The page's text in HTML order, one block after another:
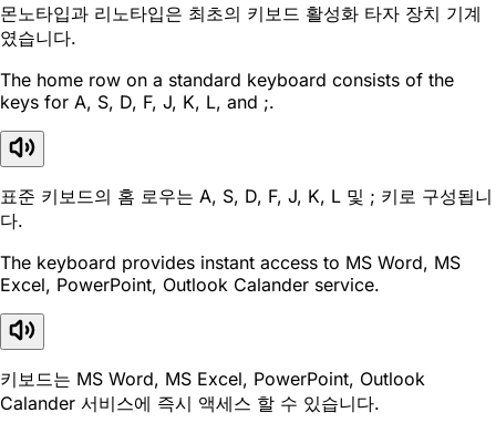
몬노타입과 리노타입은 최초의 키보드 활성화 타자 장치 기계
였습니다.
The home row on a standard keyboard consists of the
keys for A, S, D, F, J, K, L, and ;.
표준 키보드의 홈 로우는 A, S, D, F, J, K, L 및 ; 키로 구성됩니
다.
The keyboard provides instant access to MS Word, MS
Excel, PowerPoint, Outlook Calander service.
키보드는 MS Word, MS Excel, PowerPoint, Outlook
Calander 서비스에 즉시 액세스 할 수 있습니다.